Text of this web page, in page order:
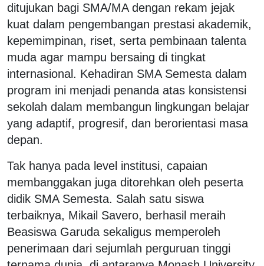
ditujukan bagi SMA/MA dengan rekam jejak
kuat dalam pengembangan prestasi akademik,
kepemimpinan, riset, serta pembinaan talenta
muda agar mampu bersaing di tingkat
internasional. Kehadiran SMA Semesta dalam
program ini menjadi penanda atas konsistensi
sekolah dalam membangun lingkungan belajar
yang adaptif, progresif, dan berorientasi masa
depan.
Tak hanya pada level institusi, capaian
membanggakan juga ditorehkan oleh peserta
didik SMA Semesta. Salah satu siswa
terbaiknya, Mikail Savero, berhasil meraih
Beasiswa Garuda sekaligus memperoleh
penerimaan dari sejumlah perguruan tinggi